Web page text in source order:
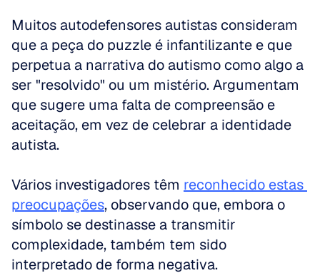
Muitos autodefensores autistas consideram
que a peça do puzzle é infantilizante e que
perpetua a narrativa do autismo como algo a
ser "resolvido" ou um mistério. Argumentam
que sugere uma falta de compreensão e
aceitação, em vez de celebrar a identidade
autista.
Vários investigadores têm reconhecido estas
preocupações, observando que, embora o
símbolo se destinasse a transmitir
complexidade, também tem sido
interpretado de forma negativa.